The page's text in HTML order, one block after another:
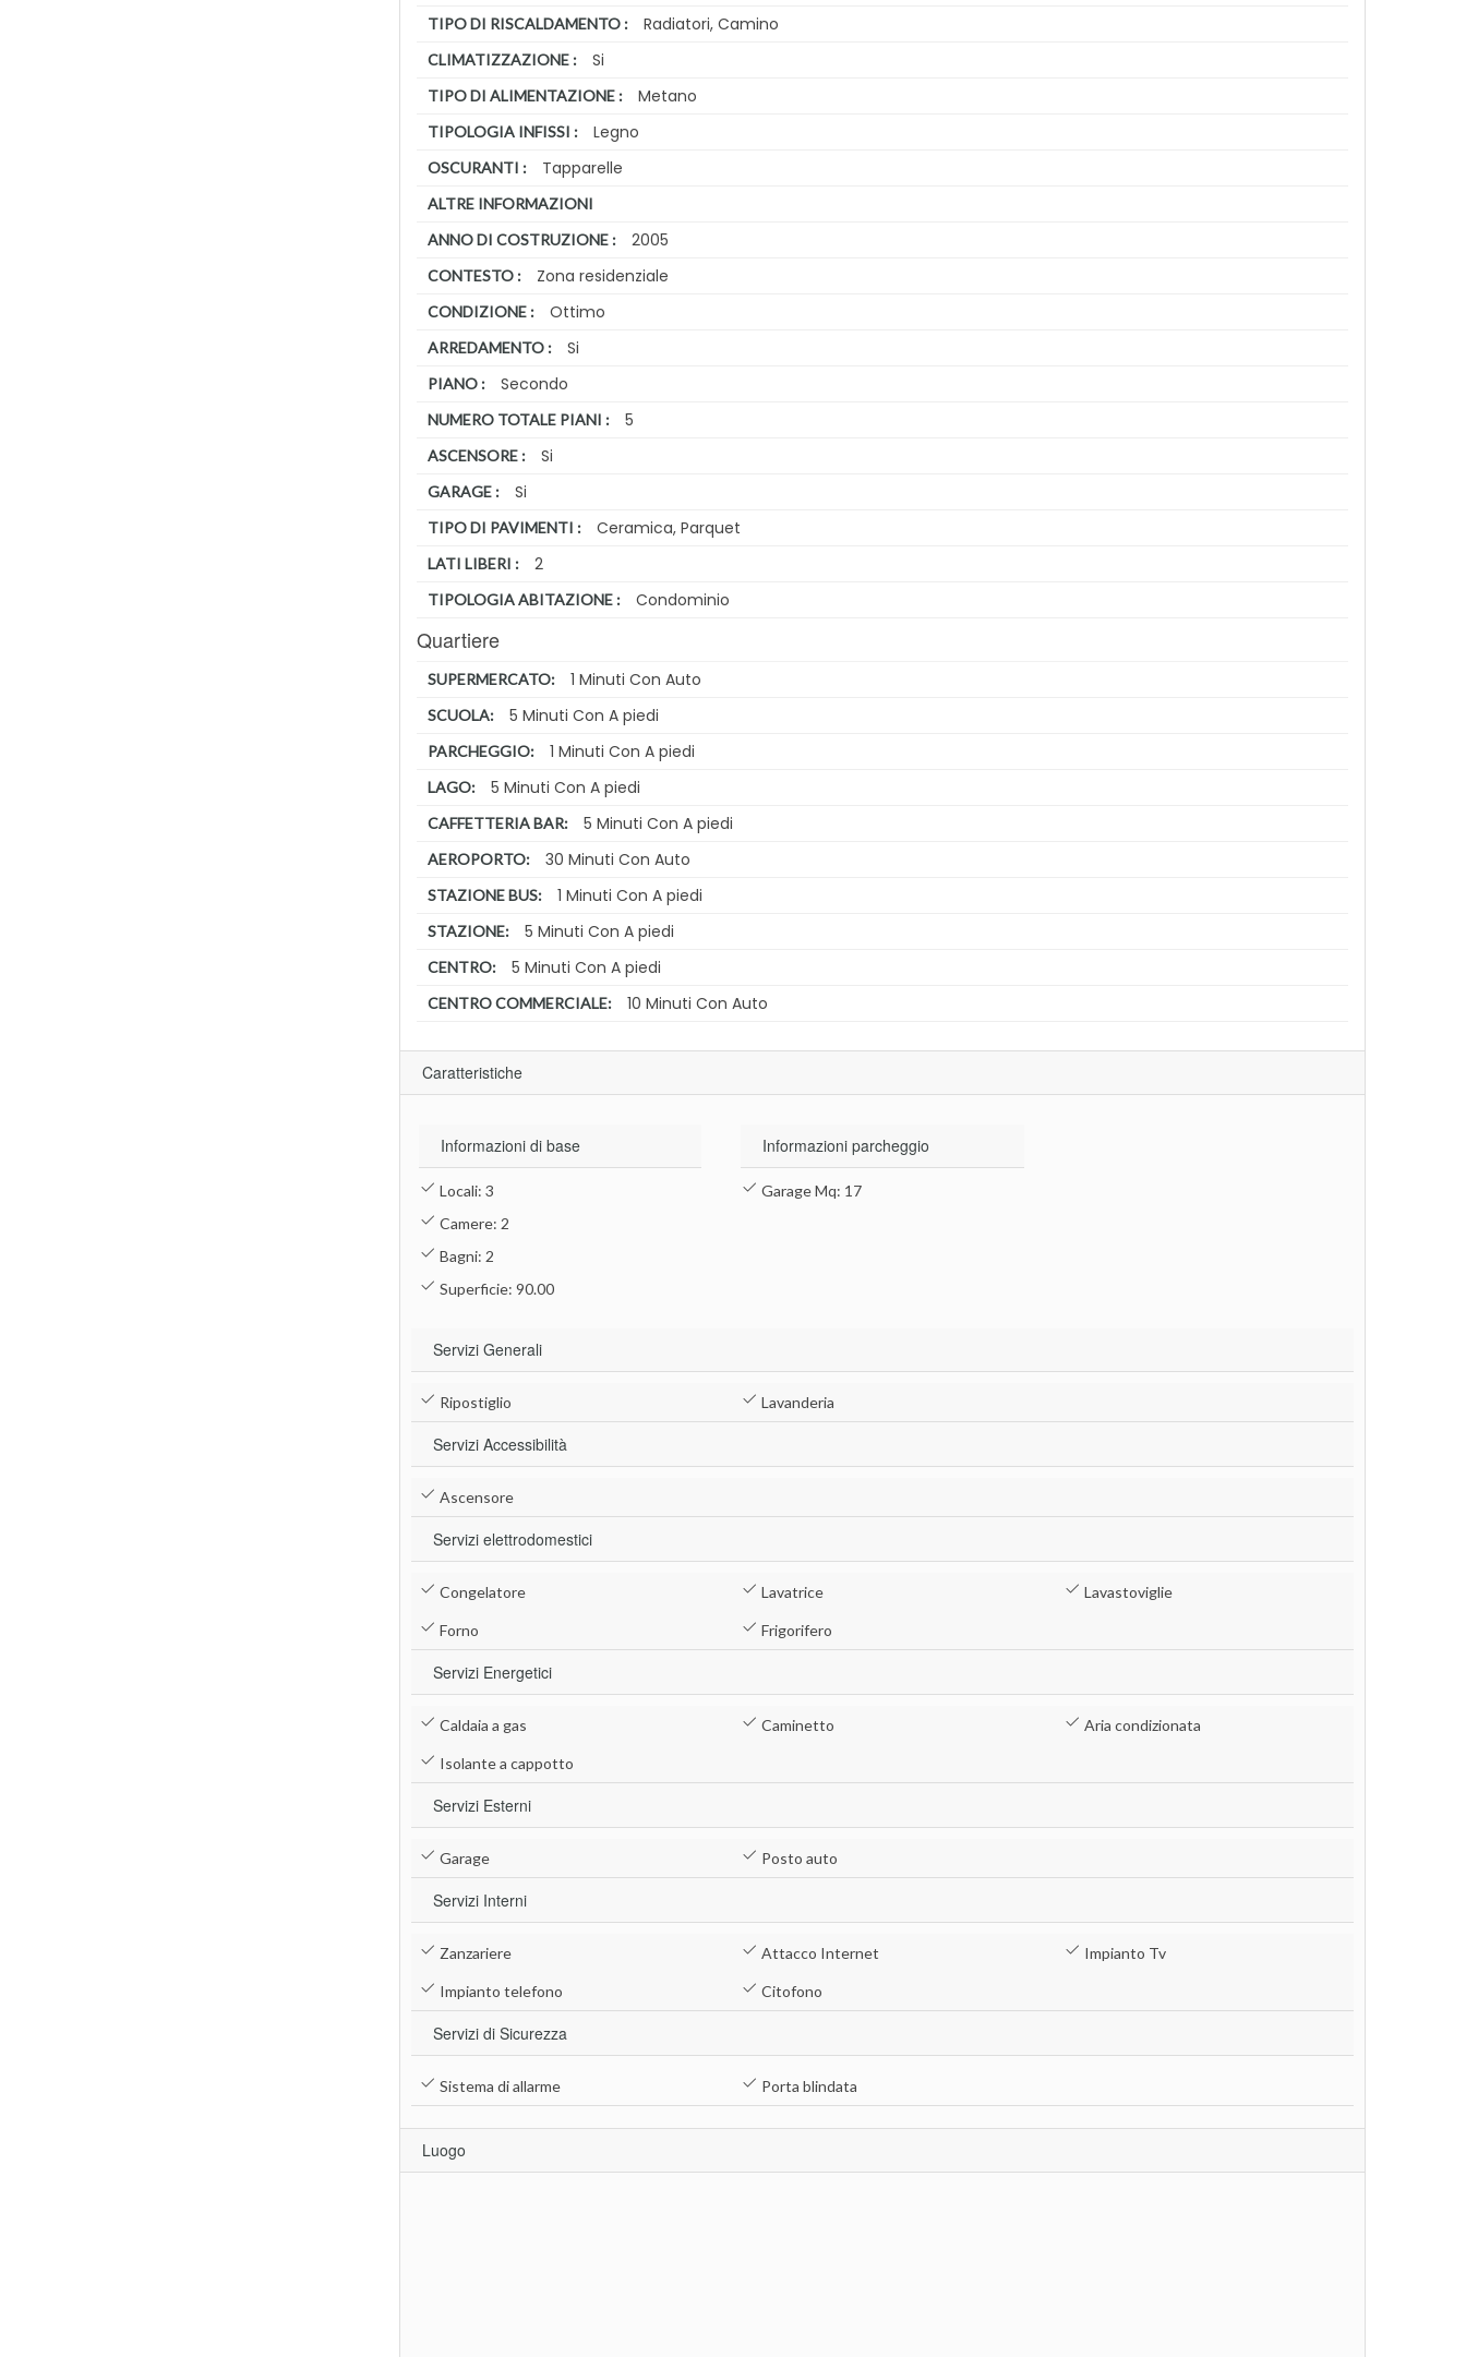
TIPO DI RISCALDAMENTO : Radiatori, Camino
CLIMATIZZAZIONE : Si
TIPO DI ALIMENTAZIONE : Metano
TIPOLOGIA INFISSI : Legno
OSCURANTI : Tapparelle
ALTRE INFORMAZIONI
ANNO DI COSTRUZIONE :
2005
CONTESTO : Zona residenziale
CONDIZIONE : Ottimo
ARREDAMENTO : Si
PIANO : Secondo
NUMERO TOTALE PIANI : 5
ASCENSORE : Si
GARAGE : Si
TIPO DI PAVIMENTI : Ceramica, Parquet
LATI LIBERI : 2
TIPOLOGIA ABITAZIONE : Condominio
Quartiere
SUPERMERCATO: 1 Minuti Con Auto
SCUOLA: 5 Minuti Con A piedi
PARCHEGGIO: 1 Minuti Con A piedi
LAGO: 5 Minuti Con A piedi
CAFFETTERIA BAR: 5 Minuti Con A piedi
AEROPORTO: 30 Minuti Con Auto
STAZIONE BUS: 1 Minuti Con A piedi
STAZIONE: 5 Minuti Con A piedi
CENTRO: 5 Minuti Con A piedi
CENTRO COMMERCIALE: 10 Minuti Con Auto
Caratteristiche
Informazioni di base
Locali: 3
Camere: 2
Bagni: 2
Superficie: 90.00
Informazioni parcheggio
Garage Mq: 17
Servizi Generali
Ripostiglio Lavanderia
Servizi Accessibilità
Ascensore
Servizi elettrodomestici
Congelatore Lavatrice Lavastoviglie
Forno Frigorifero
Servizi Energetici
Caldaia a gas Caminetto Aria condizionata
Isolante a cappotto
Servizi Esterni
Garage Posto auto
Servizi Interni
Zanzariere Attacco Internet Impianto Tv
Impianto telefono Citofono
Servizi di Sicurezza
Sistema di allarme Porta blindata
Luogo